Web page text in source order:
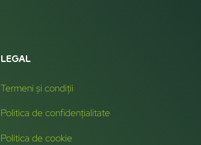
LEGAL
Termeni și condiții
Politica de confidențialitate
Politica de cookie